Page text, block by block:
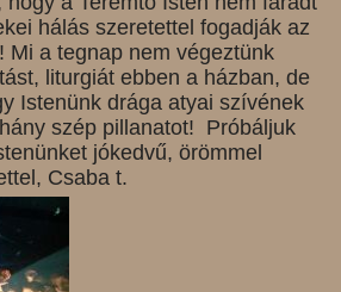
hálás szeretettel fogadják az
Mi a tegnap nem végeztünk
liturgiát ebben a házban, de
Istenünk drága atyai szívének
szép pillanatot! Próbáljuk
jókedvű, örömmel
Csaba t.